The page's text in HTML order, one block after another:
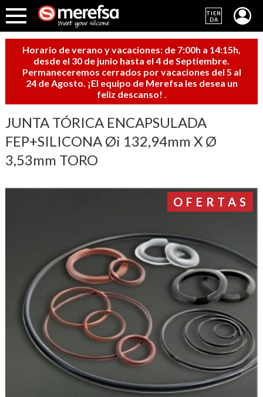
TIEN
DA
Horario de verano y vacaciones: de 7:00h a 14:15h,
desde el 30 de junio hasta el 4 de Septiembre.
Permaneceremos cerrados por vacaciones del 5 al
24 de Agosto. ¡El equipo de Merefsa les desea un
feliz descanso!
JUNTA TÓRICA ENCAPSULADA
FEP+SILICONA Øi 132,94mm X Ø
3,53mm TORO
OFERTAS